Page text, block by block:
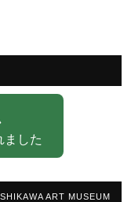
した
ART MUSEUM